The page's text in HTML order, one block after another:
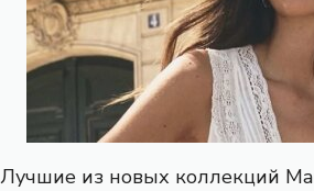
Лучшие из новых коллекций